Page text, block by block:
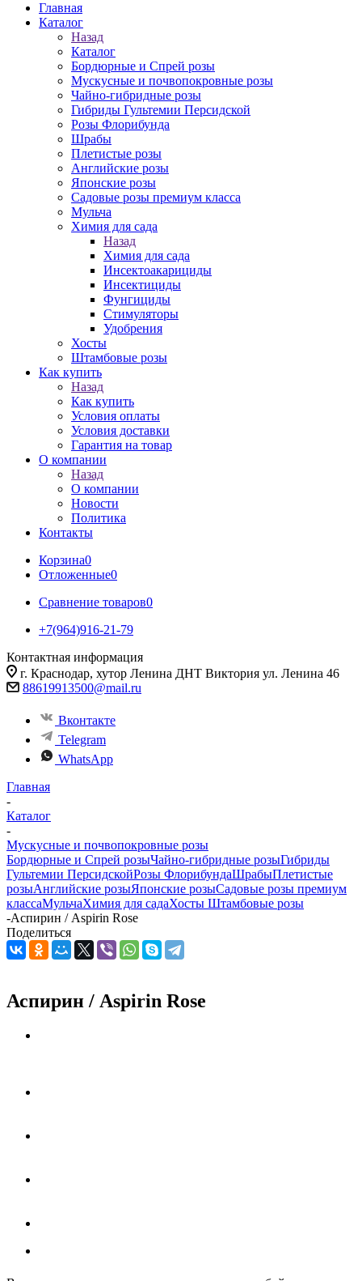
Главная
Каталог
Назад
Каталог
Бордюрные и Спрей розы
Мускусные и почвопокровные розы
Чайно-гибридные розы
Гибриды Гультемии Персидской
Розы Флорибунда
Шрабы
Плетистые розы
Английские розы
Японские розы
Садовые розы премиум класса
Мульча
Химия для сада
Назад
Химия для сада
Инсектоакарициды
Инсектициды
Фунгициды
Стимуляторы
Удобрения
Хосты
Штамбовые розы
Как купить
Назад
Как купить
Условия оплаты
Условия доставки
Гарантия на товар
О компании
Назад
О компании
Новости
Политика
Контакты
Корзина0
Отложенные0
Сравнение товаров0
+7(964)916-21-79
Контактная информация
г. Краснодар, хутор Ленина ДНТ Виктория ул. Ленина 46
88619913500@mail.ru
Вконтакте
Telegram
WhatsApp
Главная
-
Каталог
-
Мускусные и почвопокровные розы
Бордюрные и Спрей розыЧайно-гибридные розыГибриды
Гультемии ПерсидскойРозы ФлорибундаШрабыПлетистые
розыАнглийские розыЯпонские розыСадовые розы премиум
классаМульчаХимия для садаХосты Штамбовые розы
-Аспирин / Aspirin Rose
Поделиться
Аспирин / Aspirin Rose